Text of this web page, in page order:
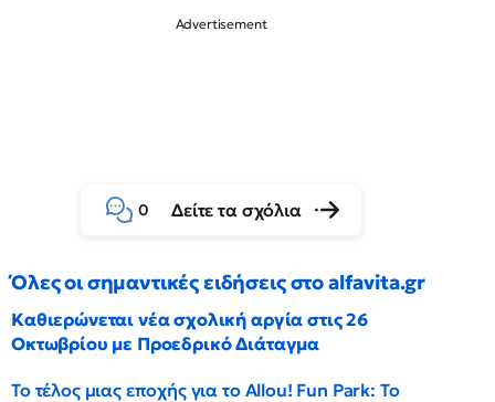
0 Δείτε τα σχόλια
Όλες οι σημαντικές ειδήσεις στο alfavita.gr
Καθιερώνεται νέα σχολική αργία στις 26
Οκτωβρίου με Προεδρικό Διάταγμα
Το τέλος μιας εποχής για το Allou! Fun Park: Το